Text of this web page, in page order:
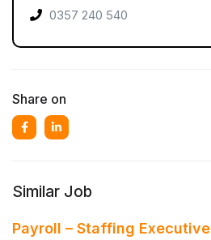
0357 240 540
Share on
Similar Job
Payroll – Staffing Executive